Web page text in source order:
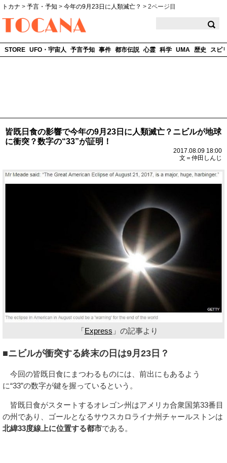
トカナ > 予言・予知 > 今年の9月23日に人類滅亡？ > 2ページ目
STORE UFO・宇宙人 予言予知 事件 都市伝説 心霊 科学 UMA 歴史 スピ
皆既日食の影響で今年の9月23日に人類滅亡？ニビルが地球
に衝突？数字の“33”が証明！
2017.08.09 18:00
文＝仲田しんじ
「Express 」の記事より
■ニビルが衝突する終末の日は9月23日？
今回の皆既日食にまつわるものには、前出にもあるよう
に“33”の数字が鍵を握っているという。
皆既日食がスタートするオレゴン州はアメリカ合衆国第33番目
の州であり、ゴールとなるサウスカロライナ州チャールストンは
北緯33度線上に位置する都市である。